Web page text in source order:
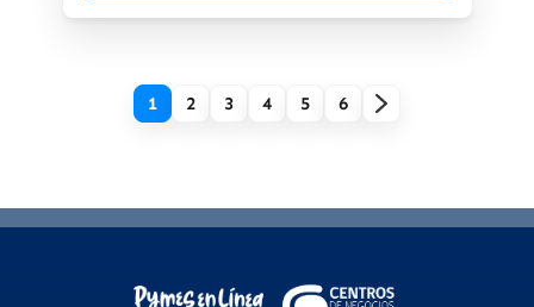
1 2 3 4 5 6